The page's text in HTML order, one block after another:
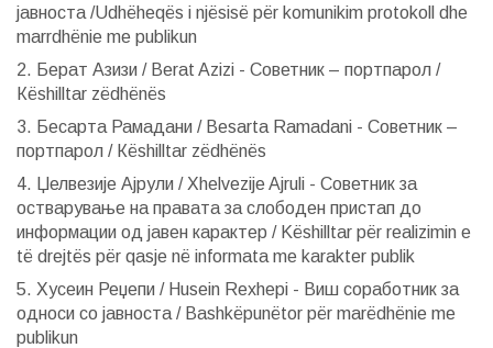
јавноста /Udhëheqës i njësisë për komunikim protokoll dhe
marrdhënie me publikun
2. Берат Азизи / Berat Azizi - Советник – портпарол /
Кëshilltar zëdhënës
3. Бесарта Рамадани / Besarta Ramadani - Советник –
портпарол / Кëshilltar zëdhënës
4. Џелвезије Ајрули / Хhelvezije Ajruli - Советник за
остварување на правата за слободен пристап до
информации од јавен карактер / Këshilltar për realizimin e
të drejtës për qasje në informata me karakter publik
5. Хусеин Реџепи / Husein Rexhepi - Виш соработник за
односи со јавноста / Bashkëpunëtor për marëdhënie me
publikun